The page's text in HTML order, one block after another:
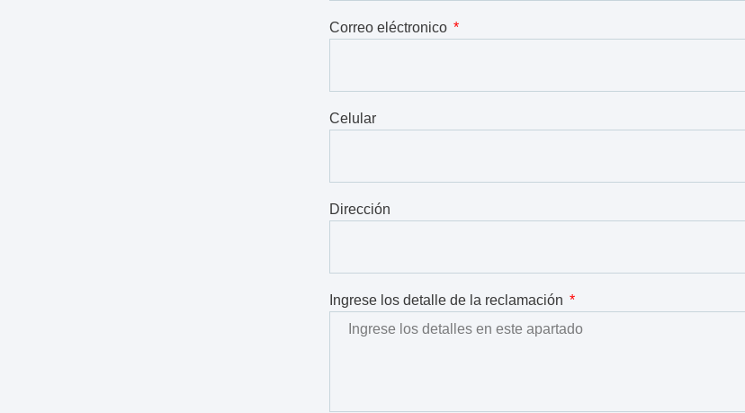
Correo eléctronico
Celular
Dirección
Ingrese los detalle de la reclamación